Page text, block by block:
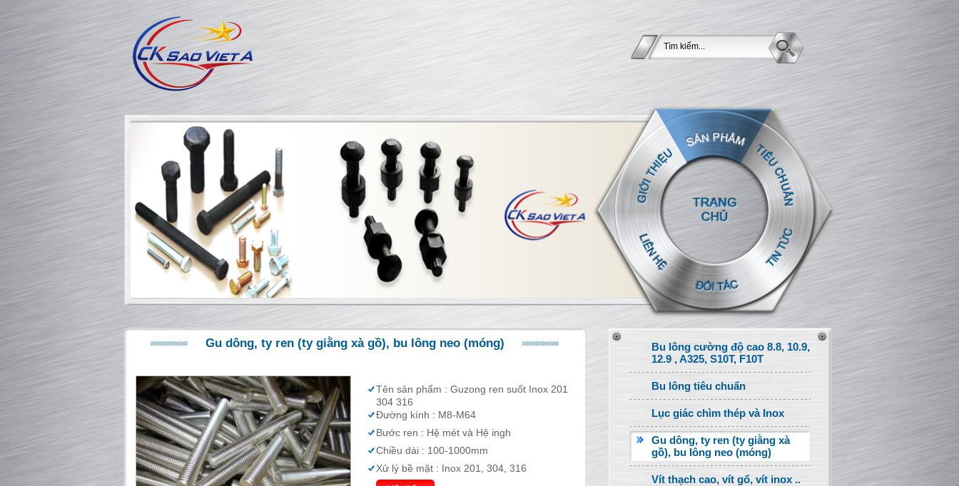
Gu dông, ty ren (ty giằng xà gồ), bu lông neo (móng)
Tên sản phẩm : Guzong ren suốt Inox 201
304 316
Đường kính : M8-M64
Bước ren : Hệ mét và Hệ ingh
Chiều dài : 100-1000mm
Xử lý bề mặt : Inox 201, 304, 316
Bu lông cường độ cao 8.8, 10.9,
12.9 , A325, S10T, F10T
Bu lông tiêu chuẩn
Lục giác chìm thép và Inox
Gu dông, ty ren (ty giằng xà
gồ), bu lông neo (móng)
Vít thạch cao, vít gổ, vít inox ..